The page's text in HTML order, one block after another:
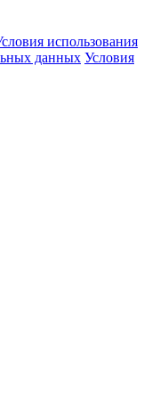
использования
данных Условия